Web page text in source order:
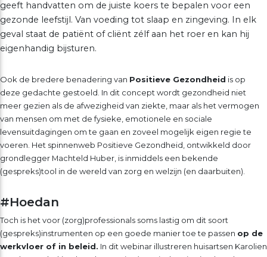
geeft handvatten om de juiste koers te bepalen voor een
gezonde leefstijl. Van voeding tot slaap en zingeving. In elk
geval staat de patiënt of cliënt zélf aan het roer en kan hij
eigenhandig bijsturen.
Ook de bredere benadering van Positieve Gezondheid is op
deze gedachte gestoeld. In dit concept wordt gezondheid niet
meer gezien als de afwezigheid van ziekte, maar als het vermogen
van mensen om met de fysieke, emotionele en sociale
levensuitdagingen om te gaan en zoveel mogelijk eigen regie te
voeren. Het spinnenweb Positieve Gezondheid, ontwikkeld door
grondlegger Machteld Huber, is inmiddels een bekende
(gespreks)tool in de wereld van zorg en welzijn (en daarbuiten).
#Hoedan
Toch is het voor (zorg)professionals soms lastig om dit soort
(gespreks)instrumenten op een goede manier toe te passen op de
werkvloer of in beleid. In dit webinar illustreren huisartsen Karolien